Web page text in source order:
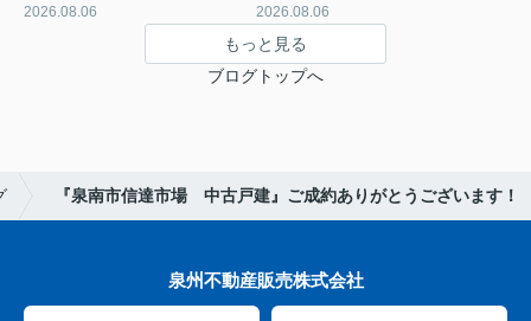
2026.08.06 2026.08.06
もっと見る
ブログトップへ
『泉南市信達市場 中古戸建』ご成約ありがとうございます！
泉州不動産販売株式会社